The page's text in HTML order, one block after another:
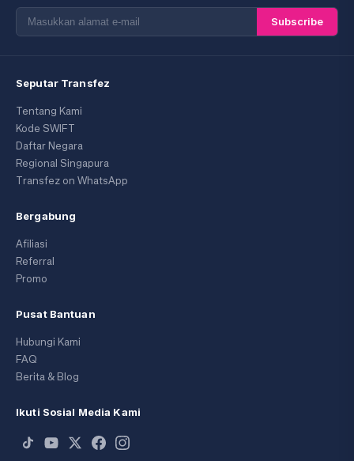
Subscribe
Seputar Transfez
Tentang Kami
Kode SWIFT
Daftar Negara
Regional Singapura
Transfez on WhatsApp
Bergabung
Afiliasi
Referral
Promo
Pusat Bantuan
Hubungi Kami
FAQ
Berita & Blog
Ikuti Sosial Media Kami